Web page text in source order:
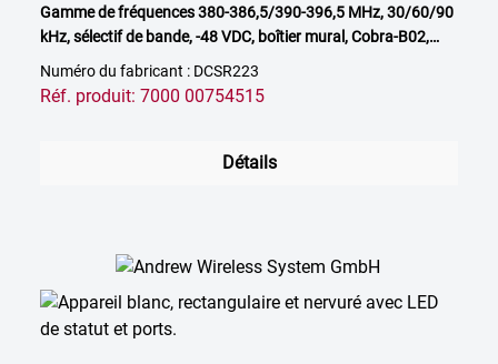
Gamme de fréquences 380-386,5/390-396,5 MHz, 30/60/90
kHz, sélectif de bande, -48 VDC, boîtier mural, Cobra-B02,
modem LTE
Numéro du fabricant : DCSR223
Réf. produit: 7000 00754515
Détails